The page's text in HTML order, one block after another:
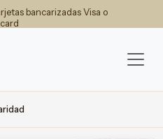
bancarizadas Visa o